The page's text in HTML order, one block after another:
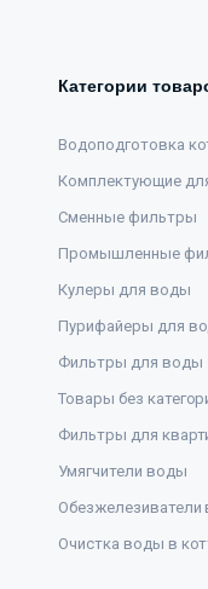
Категории
Водоподготовка
Комплектующие
Сменные фильтры
Промышленные
Кулеры для воды
Пурифайеры для
Фильтры для воды
Товары без
Фильтры для
Умягчители воды
Обезжелезиватели
Очистка воды в